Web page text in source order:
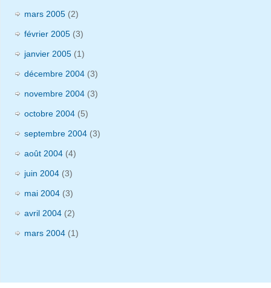
mars 2005 (2)
février 2005 (3)
janvier 2005 (1)
décembre 2004 (3)
novembre 2004 (3)
octobre 2004 (5)
septembre 2004 (3)
août 2004 (4)
juin 2004 (3)
mai 2004 (3)
avril 2004 (2)
mars 2004 (1)